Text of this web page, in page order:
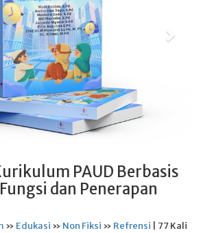
PAUD Berbasis
dan Penerapan
» Edukasi » Non Fiksi » Refrensi | 77 Kali